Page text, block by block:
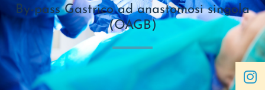
By-pass Gastrico ad anastomosi singola
(OAGB)